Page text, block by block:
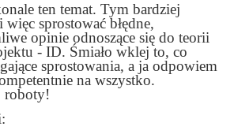
ten temat. Tym bardziej
sprostować błędne,
opinie odnoszące się do teorii
- ID. Śmiało wklej to, co
sprostowania, a ja odpowiem
na wszystko.
roboty!